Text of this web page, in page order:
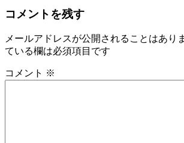
稿
ビ
ゲ
コメントを残す
メールアドレスが公開されることはあり
ている欄は必須項目です
コメント ※